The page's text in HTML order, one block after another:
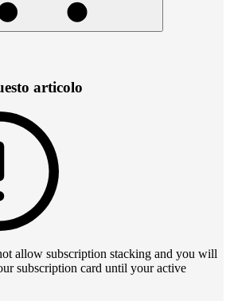
articolo
allow subscription stacking and you will
subscription card until your active